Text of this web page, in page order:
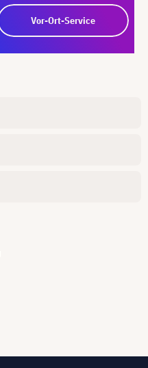
Vor-Ort-Service